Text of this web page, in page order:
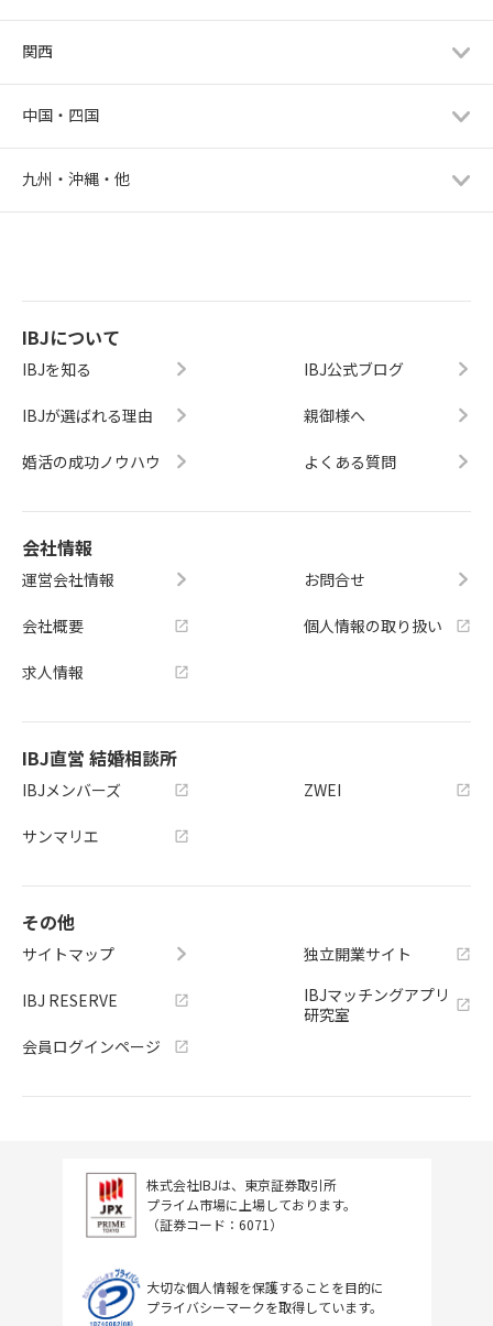
関西
中国・四国
九州・沖縄・他
IBJについて
IBJを知る
IBJが選ばれる理由
婚活の成功ノウハウ
IBJ公式ブログ
親御様へ
よくある質問
会社情報
運営会社情報
会社概要
求人情報
お問合せ
個人情報の取り扱い
IBJ直営 結婚相談所
IBJメンバーズ
サンマリエ
ZWEI
その他
サイトマップ
IBJ RESERVE
会員ログインページ
独立開業サイト
IBJマッチングアプリ
研究室
株式会社IBJは、東京証券取引所
プライム市場に上場しております。
（証券コード：6071）
大切な個人情報を保護することを目的に
プライバシーマークを取得しています。